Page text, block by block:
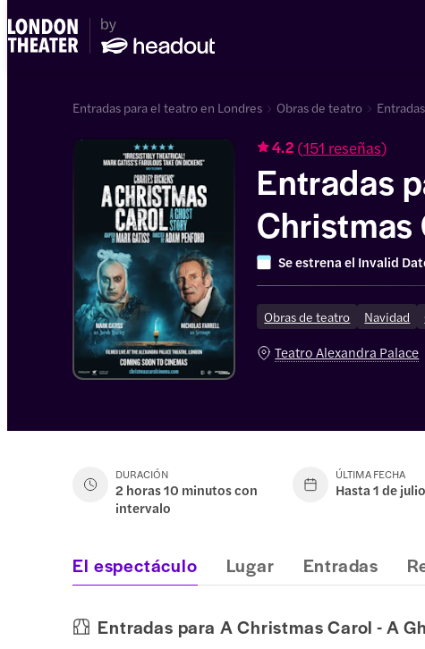
Entradas para el teatro en Londres Obras de teatro
4.2 (151 reseñas)
Entradas
Christmas
Story
Se estrena el Invalid
Obras de teatro Navidad
Teatro Alexandra Palace
DURACIÓN
2 horas 10 minutos con
intervalo
ÚLTIMA FECHA
Hasta 1 de
El espectáculo Lugar Entradas
Entradas para A Christmas Carol - A